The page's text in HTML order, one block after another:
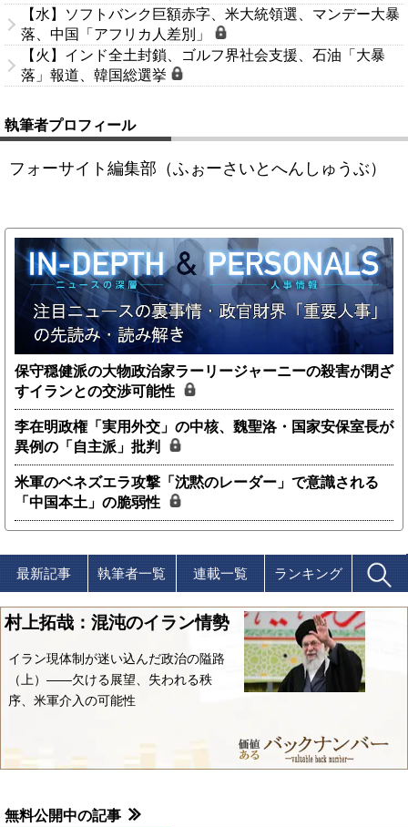
【水】ソフトバンク巨額赤字、米大統領選、マンデー大暴
落、中国「アフリカ人差別」
【火】インド全土封鎖、ゴルフ界社会支援、石油「大暴
落」報道、韓国総選挙
執筆者プロフィール
フォーサイト編集部（ふぉーさいとへんしゅうぶ）
保守穏健派の大物政治家ラーリージャーニーの殺害が閉ざ
すイランとの交渉可能性
李在明政権「実用外交」の中核、魏聖洛・国家安保室長が
異例の「自主派」批判
米軍のベネズエラ攻撃「沈黙のレーダー」で意識される
「中国本土」の脆弱性
最新記事 執筆者一覧 連載一覧 ランキング
村上拓哉：混沌のイラン情勢
イラン現体制が迷い込んだ政治の隘路
（上）――欠ける展望、失われる秩
序、米軍介入の可能性
無料公開中の記事